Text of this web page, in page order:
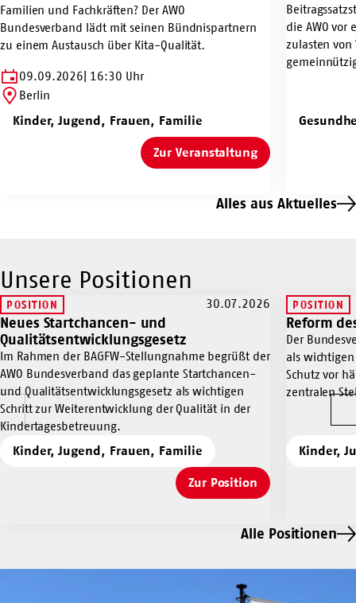
Familien und Fachkräften? Der AWO
Bundesverband lädt mit seinen Bündnispartnern
zu einem Austausch über Kita-Qualität.
09.09.2026 16:30 Uhr
Berlin
#KitaVertrauen
Kinder, Jugend, Frauen, Familie
Zur Veranstaltung
Dialog-
die AWO vor
zulasten von
darf
Tarifbindung
nicht
unterlaufen
Alles aus Aktuelles
Unsere Positionen
POSITION 30.07.2026
Neues Startchancen- und
Qualitätsentwicklungsgesetz
Im Rahmen der BAGFW-Stellungnahme begrüßt der
AWO Bundesverband das geplante Startchancen-
und Qualitätsentwicklungsgesetz als wichtigen
Schritt zur Weiterentwicklung der Qualität in der
Kindertagesbetreuung.
Zur
Position
Neues
Startchancen-
und
Qualitätsentwicklungsgesetz
Kinder, Jugend, Frauen, Familie
Zur Position
Neues
POSITION
Reform
Der
als
Schutz vor
zentralen
Zur
Position
Reform
des
Kinder,
Vorherige
Alle Positionen